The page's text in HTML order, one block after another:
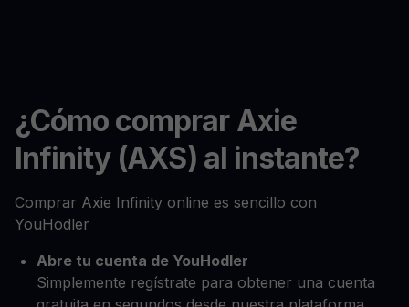
¿Cómo comprar Axie
Infinity (AXS) al instante?
Comprar Axie Infinity online es sencillo con
YouHodler
Abre tu cuenta de YouHodler
Simplemente regístrate para obtener una cuenta